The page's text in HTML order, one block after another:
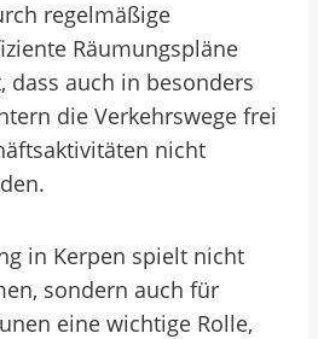
regelmäßige
Räumungspläne
dass auch in besonders
die Verkehrswege frei
nicht
in Kerpen spielt nicht
sondern auch für
eine wichtige Rolle,